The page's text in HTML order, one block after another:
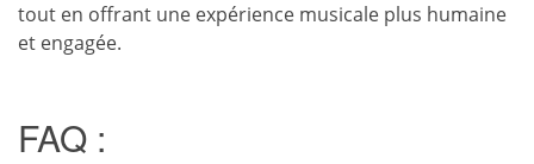
tout en offrant une expérience musicale plus humaine
et engagée.
FAQ :